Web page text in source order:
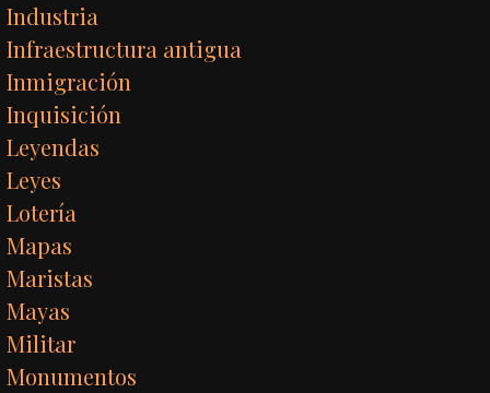
Industria
Infraestructura antigua
Inmigración
Inquisición
Leyendas
Leyes
Lotería
Mapas
Maristas
Mayas
Militar
Monumentos